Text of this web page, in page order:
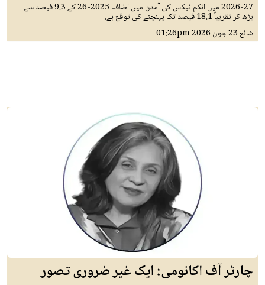
2026-27 میں انکم ٹیکس کی آمدن میں اضافہ 2025-26 کے 9.3 فیصد سے
بڑھ کر تقریباً 18.1 فیصد تک پہنچنے کی توقع ہے.
شائع23 جون 2026 01:26pm
چارٹر آف اکانومی: ایک غیر ضروری تصور